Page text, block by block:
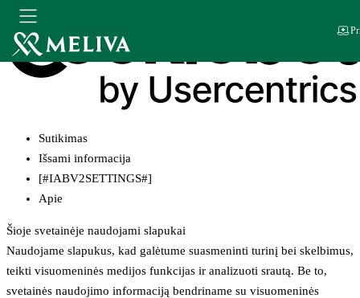
Sutikimas
Išsami informacija
[#IABV2SETTINGS#]
Apie
Šioje svetainėje naudojami slapukai
Naudojame slapukus, kad galėtume suasmeninti turinį bei skelbimus,
teikti visuomeninės medijos funkcijas ir analizuoti srautą. Be to,
svetainės naudojimo informaciją bendriname su visuomeninės